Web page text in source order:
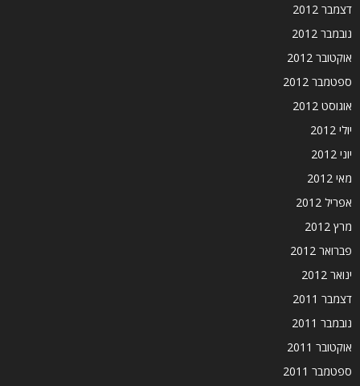
דצמבר 2012
נובמבר 2012
אוקטובר 2012
ספטמבר 2012
אוגוסט 2012
יולי 2012
יוני 2012
מאי 2012
אפריל 2012
מרץ 2012
פברואר 2012
ינואר 2012
דצמבר 2011
נובמבר 2011
אוקטובר 2011
ספטמבר 2011